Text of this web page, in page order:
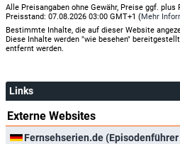
Alle Preisangaben ohne Gewähr, Preise ggf. plus
Preisstand: 07.08.2026 03:00 GMT+1 (Mehr
Bestimmte Inhalte, die auf dieser Website
Diese Inhalte werden "wie besehen"
entfernt werden.
Links
Externe Websites
Fernsehserien.de